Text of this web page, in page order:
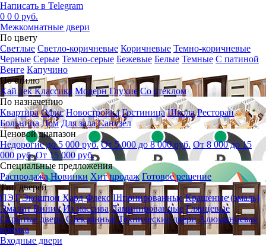
Написать в Telegram
0 0 0 руб.
Межкомнатные двери
По цвету
Светлые Светло-коричневые Коричневые Темно-коричневые
Черные Серые Темно-серые Бежевые Белые Темные С патиной
Венге Капучино
По стилю
Хай тек Классика Модерн Глухие Со стеклом
По назначению
Квартира Офис Новостройка Гостиница Школа Ресторан
Больница Дом Для зала Санузел
Ценовой диапазон
Недорогие до 5 000 руб. От 5 000 до 8 000 руб. От 8 000 до 15
000 руб. От 15 000 руб.
Специальные предложения
Распродажа Новинки Хит продаж Готовое решение
Тип дверей
ПЭТЭкошпон Хард Флекс Шпонированные Крашеные (эмаль)
ЭмалитВинил Из массива Ламинированные Глянцевые
Скрытые двери СтеклянныеТехнические двери Алюминиевая
кромка
Входные двери